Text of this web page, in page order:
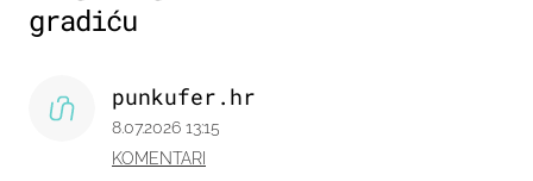
gradiću
punkufer.hr
8.07.2026 13:15
KOMENTARI